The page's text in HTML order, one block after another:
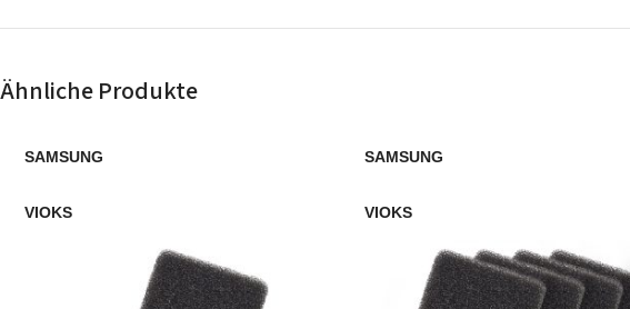
T8861WP
Ähnliche Produkte
SAMSUNG
VIOKS
SAMSUNG
VIOKS